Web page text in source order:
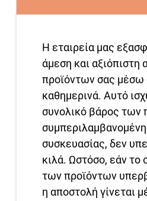
Η εταιρεία μας
άμεση και
προϊόντων σας μέσω
καθημερινά. Αυτό
συνολικό βάρος των
συσκευασίας, δεν
κιλά. Ωστόσο, εάν το
των προϊόντων
η αποστολή γίνεται